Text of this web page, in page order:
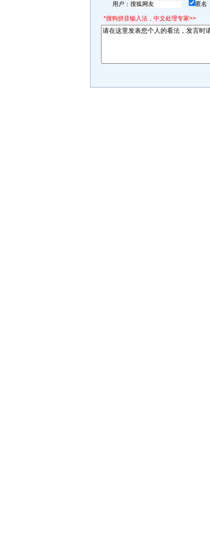
用户： 匿
*搜狗拼音输入法，中文处理专家>>